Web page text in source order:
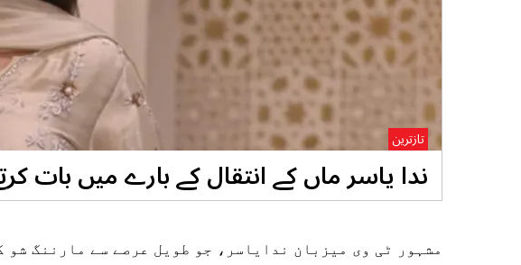
ندا یاسر ماں کے انتقال کے بارے میں بات
تازترین
مشہور ٹی وی میزبان ندایاسر، جو طویل عرصے سے مارننگ